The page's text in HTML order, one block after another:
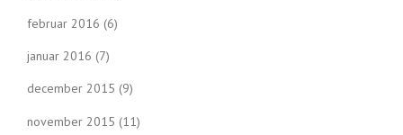
februar 2016 (6)
januar 2016 (7)
december 2015 (9)
november 2015 (11)